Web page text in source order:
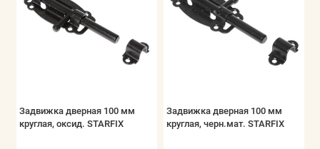
Задвижка дверная 100 мм
круглая, оксид. STARFIX
Задвижка дверная 100 мм
круглая, черн.мат. STARFIX